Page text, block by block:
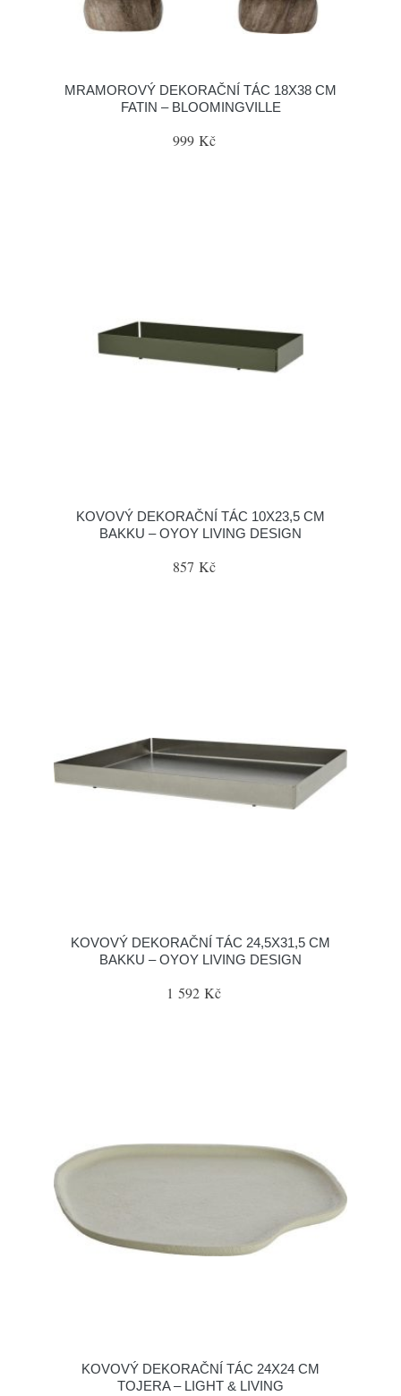
MRAMOROVÝ DEKORAČNÍ TÁC 18X38 CM
FATIN – BLOOMINGVILLE
999 Kč
KOVOVÝ DEKORAČNÍ TÁC 10X23,5 CM
BAKKU – OYOY LIVING DESIGN
857 Kč
KOVOVÝ DEKORAČNÍ TÁC 24,5X31,5 CM
BAKKU – OYOY LIVING DESIGN
1 592 Kč
KOVOVÝ DEKORAČNÍ TÁC 24X24 CM
TOJERA – LIGHT & LIVING